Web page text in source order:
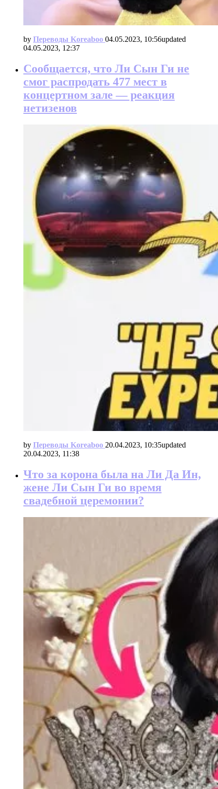
by Переводы Koreaboo 04.05.2023, 10:56updated
04.05.2023, 12:37
Сообщается, что Ли Сын Ги не
смог распродать 477 мест в
концертном зале — реакция
нетизенов
by Переводы Koreaboo 20.04.2023, 10:35updated
20.04.2023, 11:38
Что за корона была на Ли Да Ин,
жене Ли Сын Ги во время
свадебной церемонии?